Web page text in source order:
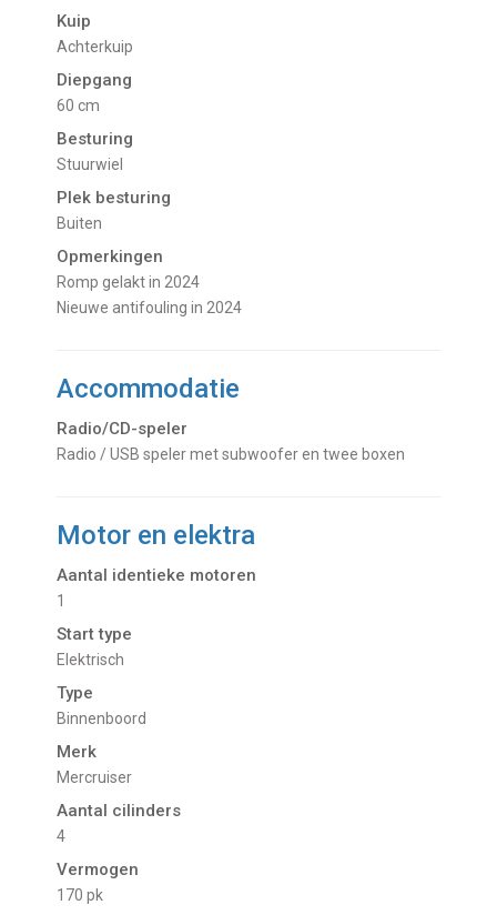
Kuip
Achterkuip
Diepgang
60 cm
Besturing
Stuurwiel
Plek besturing
buiten
Opmerkingen
Romp gelakt in 2024
Nieuwe antifouling in 2024
Accommodatie
Radio/CD-speler
Radio / USB speler met subwoofer en twee boxen
Motor en elektra
Aantal identieke motoren
1
Start type
Elektrisch
Type
Binnenboord
Merk
Mercruiser
Aantal cilinders
4
Vermogen
170 pk